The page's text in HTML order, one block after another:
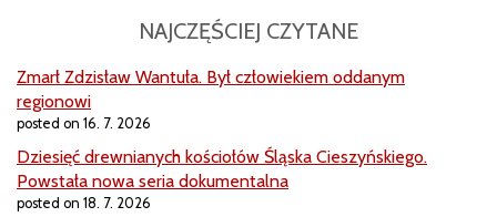
NAJCZĘŚCIEJ CZYTANE
Zmarł Zdzisław Wantuła. Był człowiekiem oddanym
regionowi
posted on 16. 7. 2026
Dziesięć drewnianych kościołów Śląska Cieszyńskiego.
Powstała nowa seria dokumentalna
posted on 18. 7. 2026